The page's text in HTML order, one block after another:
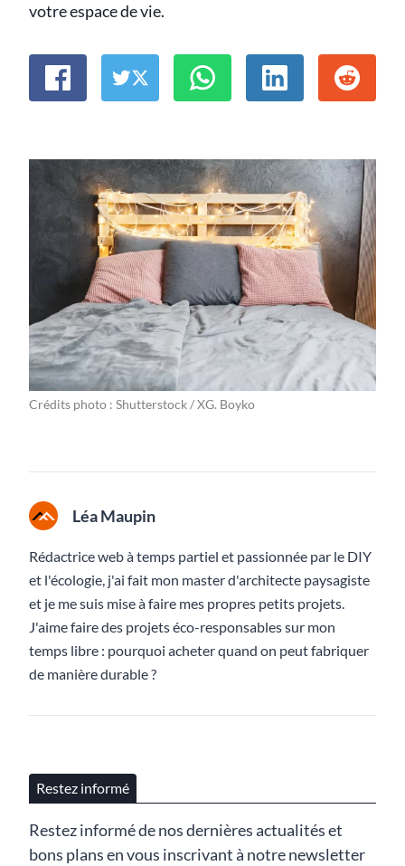
votre espace de vie.
Crédits photo : Shutterstock / XG. Boyko
Léa Maupin
Rédactrice web à temps partiel et passionnée par le DIY
et l'écologie, j'ai fait mon master d'architecte paysagiste
et je me suis mise à faire mes propres petits projets.
J'aime faire des projets éco-responsables sur mon
temps libre : pourquoi acheter quand on peut fabriquer
de manière durable ?
Restez informé
Restez informé de nos dernières actualités et
bons plans en vous inscrivant à notre newsletter